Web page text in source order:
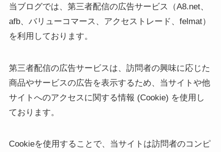
当ブログでは、第三者配信の広告サービス（A8.net、
afb、バリューコマース、アクセストレード、felmat）
を利用しております。
第三者配信の広告サービスは、訪問者の興味に応じた
商品やサービスの広告を表示するため、当サイトや他
サイトへのアクセスに関する情報 (Cookie) を使用し
ております。
Cookieを使用することで、当サイトは訪問者のコンピ